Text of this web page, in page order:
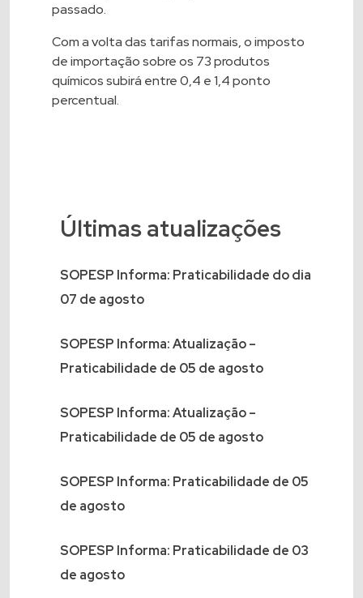
passado.
Com a volta das tarifas normais, o imposto
de importação sobre os 73 produtos
químicos subirá entre 0,4 e 1,4 ponto
percentual.
Últimas atualizações
SOPESP Informa: Praticabilidade do dia
07 de agosto
SOPESP Informa: Atualização –
Praticabilidade de 05 de agosto
SOPESP Informa: Atualização –
Praticabilidade de 05 de agosto
SOPESP Informa: Praticabilidade de 05
de agosto
SOPESP Informa: Praticabilidade de 03
de agosto